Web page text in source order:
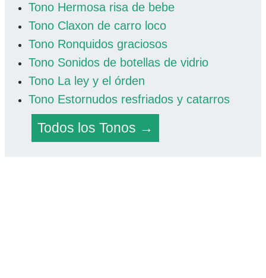
Tono Hermosa risa de bebe
Tono Claxon de carro loco
Tono Ronquidos graciosos
Tono Sonidos de botellas de vidrio
Tono La ley y el órden
Tono Estornudos resfriados y catarros
Todos los Tonos →